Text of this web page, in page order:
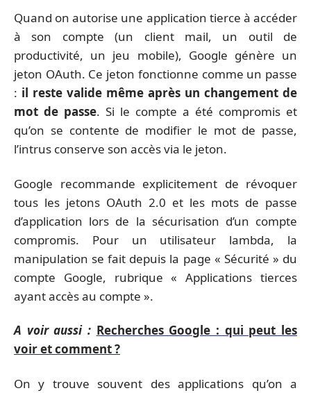
Quand on autorise une application tierce à accéder
à son compte (un client mail, un outil de
productivité, un jeu mobile), Google génère un
jeton OAuth. Ce jeton fonctionne comme un passe
: il reste valide même après un changement de
mot de passe. Si le compte a été compromis et
qu’on se contente de modifier le mot de passe,
l’intrus conserve son accès via le jeton.
Google recommande explicitement de révoquer
tous les jetons OAuth 2.0 et les mots de passe
d’application lors de la sécurisation d’un compte
compromis. Pour un utilisateur lambda, la
manipulation se fait depuis la page « Sécurité » du
compte Google, rubrique « Applications tierces
ayant accès au compte ».
A voir aussi : Recherches Google : qui peut les
voir et comment ?
On y trouve souvent des applications qu’on a